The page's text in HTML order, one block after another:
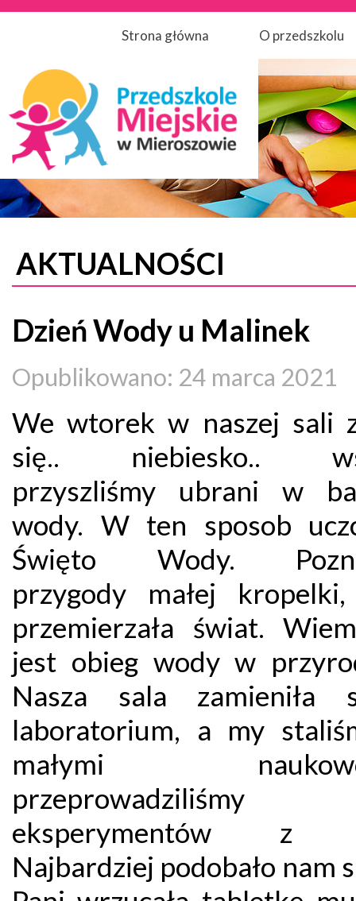
Strona główna O przedszkolu
AKTUALNOŚCI
Dzień Wody u Malinek
Opublikowano: 24 marca 2021
We wtorek w naszej sali
się.. niebiesko..
przyszliśmy ubrani w
wody. W ten sposob
Święto Wody.
przygody małej
przemierzała świat.
jest obieg wody w
Nasza sala zamieniła
laboratorium, a my
małymi
przeprowadziliśmy
eksperymentów z
Najbardziej podobało nam